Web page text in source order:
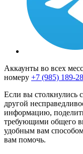
Аккаунты во всех
номеру +7 (985) 189-
Если вы столкнулись
другой
информацию,
требующими общего
удобным вам
вам помочь.